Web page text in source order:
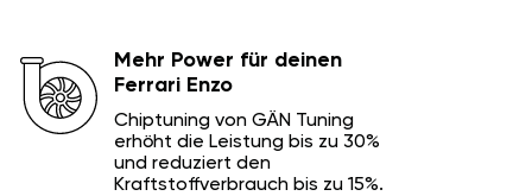
Mehr Power für deinen
Ferrari Enzo
Chiptuning von GÄN Tuning
erhöht die Leistung bis zu 30%
und reduziert den
Kraftstoffverbrauch bis zu 15%.